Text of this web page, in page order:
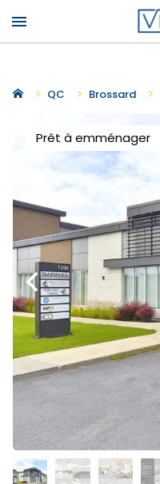
menu
QC Brossard
Prêt à emménager